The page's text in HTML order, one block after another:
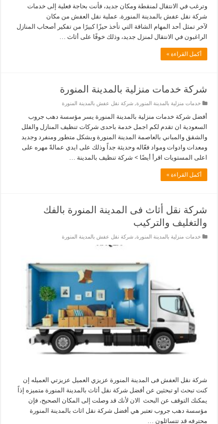
وترغب في الانتقال لمنقطة ومكان جديد، فأنت بحاجة فعلية إلى خدمات
شركة نقل عفش بالمدينة المنورة. عملية نقل العفش من مكان
لآخر تمثل أحد المهام الشاقة التي تأخذ حيزًا كبيرًا من تفكير أصحاب المنازل
الراغبون في الانتقال لمنزل جديد، وذلك خوفًا على أثاث …
أكمل القراءة »
شركة خدمات منزلية بالمدينة المنورة
خدمات منزلية بالمدينة المنورة,شركة نقل عفش بالمدينة المنورة
أفضل شركة خدمات منزلية بالمدينة المنورة يسر مؤسسة دهب جروب
السعودية ان تقدم لكم اجمل خدمة باحدى شركات تنظيف المنازل والفلل
والشقق والمباني بالعاصمة المدينة المنورة وبشكل متطور ومنفرد وجديد
ومعدات وادوات ومواد فعّاله وحديثة جداً وذلك على ايدي عمالةً مهره على
اعلى المستويات اقرأ أيضًا > شركة تنظيف بالمدينة …
أكمل القراءة »
شركة نقل أثاث فى المدينة المنورة بالفك
والتغليف والتركيب
خدمات منزلية بالمدينة المنورة,شركة نقل عفش بالمدينة المنورة
شركة نقل العفش فى المدينة المنورة عزيزي العميل عزيزتي العميله إن
كنت تبحث او تبحثين عن أفضل شركة نقل أثاث بالمدينة المنورة متميزه إذاً
يمكنك التوقف عن البحث الان لأنك قد وصلت إلى المكان الصحيح، فإن
مؤسسة دهب جروب تعتبر هي أفضل شركة نقل اثاث بالمدينة المنورة
محترفه قد تتسائلون …